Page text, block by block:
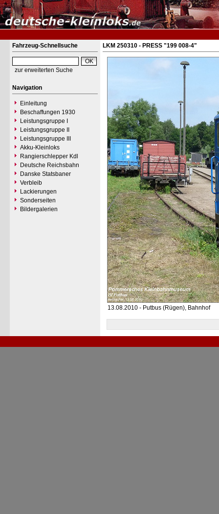
Fahrzeug-Schnellsuche
zur erweiterten Suche
Navigation
Einleitung
Beschaffungen 1930
Leistungsgruppe I
Leistungsgruppe II
Leistungsgruppe III
Akku-Kleinloks
Rangierschlepper Kdl
Deutsche Reichsbahn
Danske Statsbaner
Verbleib
Lackierungen
Sonderseiten
Bildergalerien
LKM 250310 - PRESS "199 008-4"
13.08.2010 - Putbus (Rügen), Bahnhof